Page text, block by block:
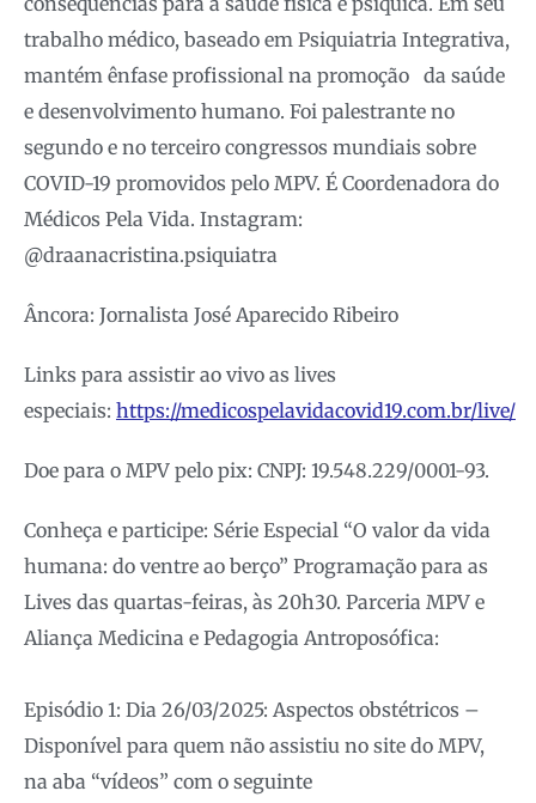
trabalho médico, baseado em Psiquiatria Integrativa,
mantém ênfase profissional na promoção da saúde
e desenvolvimento humano. Foi palestrante no
segundo e no terceiro congressos mundiais sobre
COVID-19 promovidos pelo MPV. É Coordenadora do
Médicos Pela Vida. Instagram:
@draanacristina.psiquiatra
Âncora: Jornalista José Aparecido Ribeiro
Links para assistir ao vivo as lives
especiais: https://medicospelavidacovid19.com.br/live/
Doe para o MPV pelo pix: CNPJ: 19.548.229/0001-93.
Conheça e participe: Série Especial “O valor da vida
humana: do ventre ao berço” Programação para as
Lives das quartas-feiras, às 20h30. Parceria MPV e
Aliança Medicina e Pedagogia Antroposófica:
Episódio 1: Dia 26/03/2025: Aspectos obstétricos –
Disponível para quem não assistiu no site do MPV,
na aba “vídeos” com o seguinte